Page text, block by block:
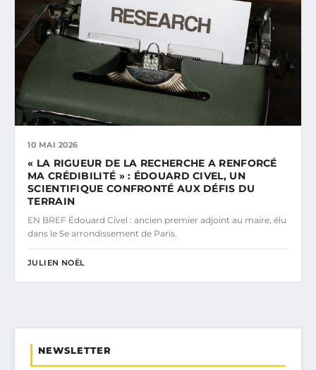
10 MAI 2026
« LA RIGUEUR DE LA RECHERCHE A RENFORCÉ
MA CRÉDIBILITÉ » : ÉDOUARD CIVEL, UN
SCIENTIFIQUE CONFRONTÉ AUX DÉFIS DU
TERRAIN
EN BREF Édouard Civel : ancien premier adjoint au maire, élu
dans le 5e arrondissement de Paris.
JULIEN NOËL
NEWSLETTER